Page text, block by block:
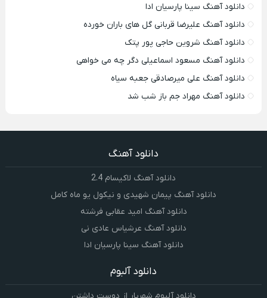
دانلود آهنگ سینا پارسیان ادا
دانلود آهنگ علیرضا قربانی گل های باران خورده
دانلود آهنگ شروین حاجی پور پتک
دانلود آهنگ مسعود اسماعیلی دگر چه می خواهی
دانلود آهنگ علی میرصادقی جعبه سیاه
دانلود آهنگ مهراد جم باز شب شد
دانلود آهنگ
دانلود آهنگ لاکیسام 2.4
دانلود آهنگ پیمان شهیدی و نیکول یو ماه کامل
دانلود آهنگ امید عقابی فرشته
دانلود آهنگ عرشیاس عادی نی
دانلود آهنگ سینا پارسیان ادا
دانلود آلبوم